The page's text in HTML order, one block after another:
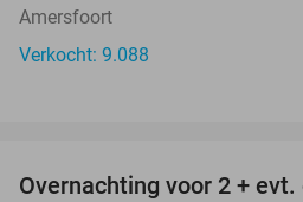
Amersfoort
Verkocht: 9.088
Overnachting voor 2 +